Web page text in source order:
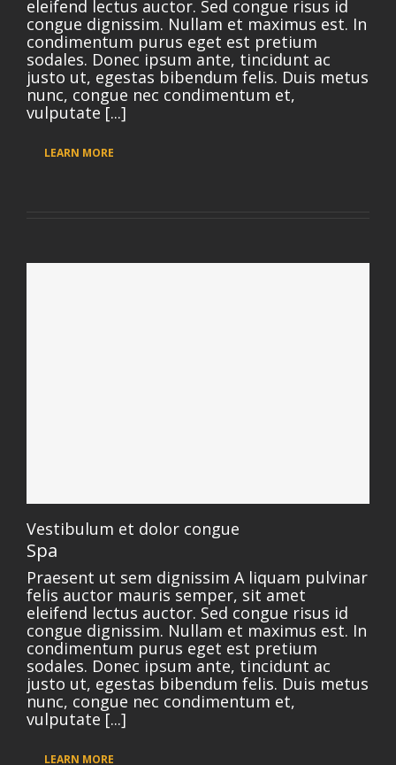
eleifend lectus auctor. Sed congue risus id
congue dignissim. Nullam et maximus est. In
condimentum purus eget est pretium
sodales. Donec ipsum ante, tincidunt ac
justo ut, egestas bibendum felis. Duis metus
nunc, congue nec condimentum et,
vulputate [...]
LEARN MORE
Vestibulum et dolor congue
Spa
Praesent ut sem dignissim A liquam pulvinar
felis auctor mauris semper, sit amet
eleifend lectus auctor. Sed congue risus id
congue dignissim. Nullam et maximus est. In
condimentum purus eget est pretium
sodales. Donec ipsum ante, tincidunt ac
justo ut, egestas bibendum felis. Duis metus
nunc, congue nec condimentum et,
vulputate [...]
LEARN MORE